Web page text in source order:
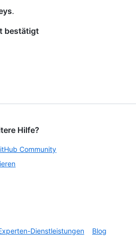
.
bestätigt
Hilfe?
Community
Dienstleistungen Blog